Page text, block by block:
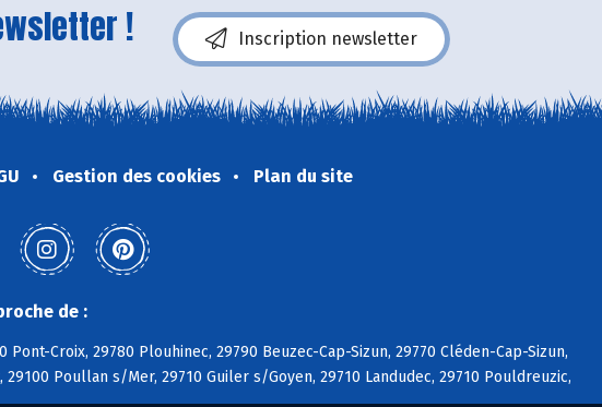
! Inscription newsletter
Gestion des cookies Plan du site
de :
Croix, 29780 Plouhinec, 29790 Beuzec-Cap-Sizun, 29770 Cléden-Cap-Sizun,
Poullan s/Mer, 29710 Guiler s/Goyen, 29710 Landudec, 29710 Pouldreuzic,